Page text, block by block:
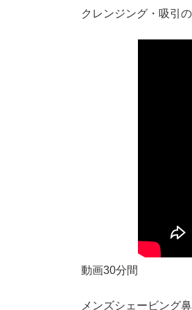
クレンジング・吸引
動画30分間
メンズシェービング